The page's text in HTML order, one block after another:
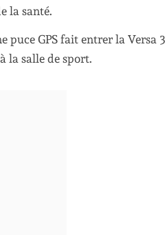
la santé.
puce GPS fait entrer la Versa
la salle de sport.